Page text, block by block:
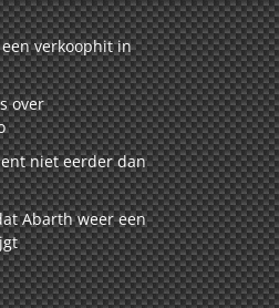
een verkoophit in
over
niet eerder dan
Abarth weer een